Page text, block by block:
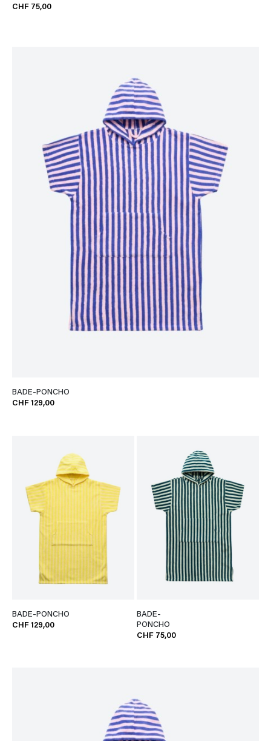
CHF 75,00
BADE-PONCHO
CHF 129,00
BADE-PONCHO
CHF 129,00
BADE-
PONCHO
CHF 75,00